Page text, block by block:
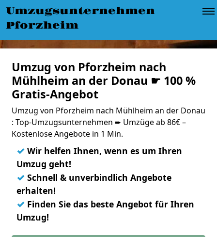
Umzugsunternehmen
Pforzheim
Umzug von Pforzheim nach
Mühlheim an der Donau ☛ 100 %
Gratis-Angebot
Umzug von Pforzheim nach Mühlheim an der Donau
: Top-Umzugsunternehmen ➨ Umzüge ab 86€ –
Kostenlose Angebote in 1 Min.
✓ Wir helfen Ihnen, wenn es um Ihren
Umzug geht!
✓ Schnell & unverbindlich Angebote
erhalten!
✓ Finden Sie das beste Angebot für Ihren
Umzug!